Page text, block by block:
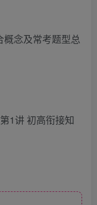
概念及常考题型总
1讲 初高衔接知